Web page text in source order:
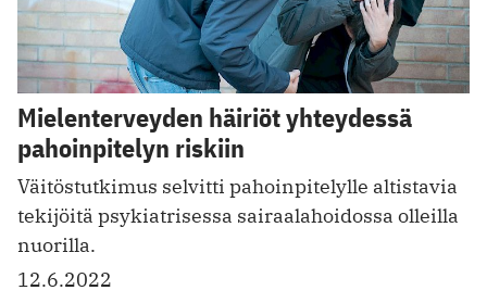
Mielenterveyden häiriöt yhteydessä
pahoinpitelyn riskiin
Väitöstutkimus selvitti pahoinpitelylle altistavia
tekijöitä psykiatrisessa sairaalahoidossa olleilla
nuorilla.
12.6.2022